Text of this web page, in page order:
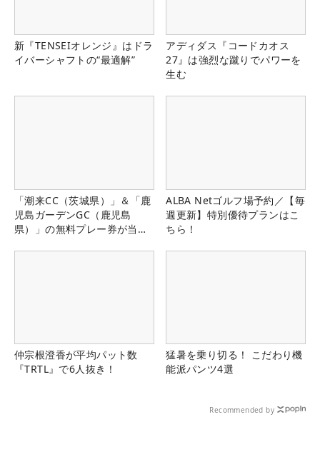
新『TENSEIオレンジ』はドラ
イバーシャフトの“最適解”
アディダス『コードカオス
27』は強烈な蹴りでパワーを
生む
「潮来CC（茨城県）」＆「鹿
児島ガーデンGC（鹿児島
県）」の無料プレー券が当た
ALBA Netゴルフ場予約／【毎
週更新】特別優待プランはこ
ちら！
仲宗根澄香が平均パット数
『TRTL』で6人抜き！
猛暑を乗り切る！ こだわり機
能派パンツ4選
Recommended by